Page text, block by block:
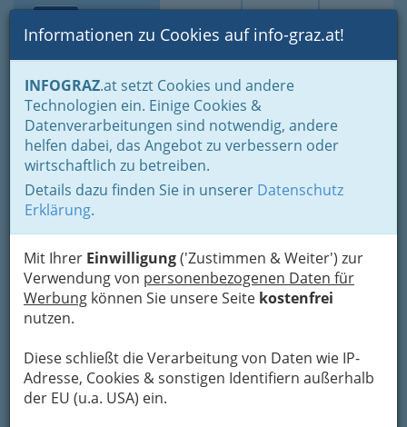
Suche Login Toggle
Informationen zu Cookies auf info-graz.at!
INFOGRAZ.at setzt Cookies und andere
Technologien ein. Einige Cookies &
Datenverarbeitungen sind notwendig, andere
helfen dabei, das Angebot zu verbessern oder
wirtschaftlich zu betreiben.
Details dazu finden Sie in unserer Datenschutz
Erklärung.
Mit Ihrer Einwilligung('Zustimmen & Weiter') zur
Verwendung von personenbezogenen Daten für
Werbung können Sie unsere Seite kostenfrei
nutzen.
Diese schließt die Verarbeitung von Daten wie IP-
Adresse, Cookies & sonstigen Identifiern außerhalb
der EU (u.a. USA) ein.
Home Branchen
Doz. Dr.med. Bernd
Leinweber - Facharzt für
Haut- und
Geschlechtskrankheiten
Beethovenstraße 5, 8010 Graz
+43 316 324 055
+43 316 324 055-4
Karte
Karte anzeigen